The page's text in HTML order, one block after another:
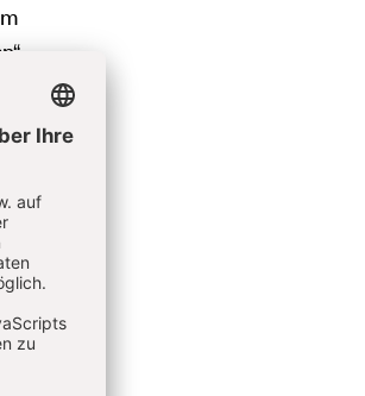
auf
und